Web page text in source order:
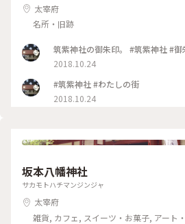
太宰府
名所・旧跡
筑紫神社の御朱印。 #筑紫神社 #
2018.10.24
#筑紫神社 #わたしの街
2018.10.24
坂本八幡神社
サカモトハチマンジンジャ
太宰府
雑貨, カフェ, スイーツ・お菓子, アート